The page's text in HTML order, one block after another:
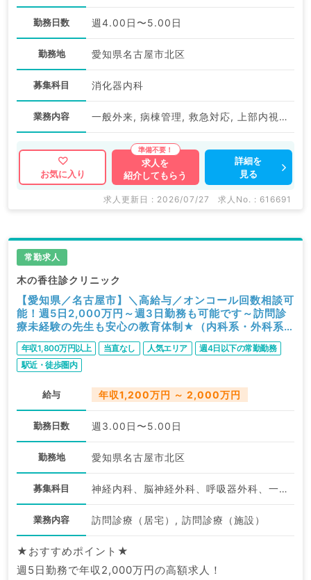
勤務日数 週4.00日〜5.00日
勤務地 愛知県名古屋市北区
募集科目 消化器内科
業務内容 一般外来, 病棟管理, 救急対応, 上部内視鏡検査（ＧＦ）, 下部内視鏡検査（ＣＦ）
お気に入り
求人を
紹介してもらう
詳細を
見る
求人更新日 : 2026/07/27 求人No. : 616691
常勤求人
木の香往診クリニック
【愛知県／名古屋市】＼高給与／オンコール回数相談可
能！週5日2,000万円～週3日勤務も可能です～訪問診
療未経験の先生も安心の教育体制★（内科系・外科系
／常勤）
年収1,800万円以上 当直なし 人気エリア
週4日以下の常勤勤務
駅近・徒歩圏内
給与 年収1,200万円 ～ 2,000万円
勤務日数 週3.00日〜5.00日
勤務地 愛知県名古屋市北区
募集科目 神経内科、脳神経外科、呼吸器外科、一般内科、循環器内科、呼吸器内科、消化器内科、内分泌・代謝内科、腎臓内科、老年内科、外科系全般、一般外科、消化器外科
業務内容 訪問診療（居宅）, 訪問診療（施設）
★おすすめポイント★
週5日勤務で年収2,000万円の高額求人！